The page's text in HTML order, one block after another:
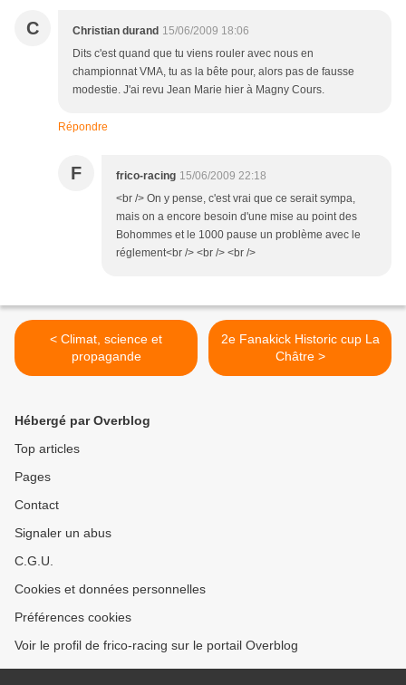
C Christian durand 15/06/2009 18:06
Dits c'est quand que tu viens rouler avec nous en
championnat VMA, tu as la bête pour, alors pas de fausse
modestie. J'ai revu Jean Marie hier à Magny Cours.
Répondre
F frico-racing 15/06/2009 22:18
<br /> On y pense, c'est vrai que ce serait sympa,
mais on a encore besoin d'une mise au point des
Bohommes et le 1000 pause un problème avec le
réglement<br /> <br /> <br />
< Climat, science et
propagande
2e Fanakick Historic cup La
Châtre >
Hébergé par Overblog
Top articles
Pages
Contact
Signaler un abus
C.G.U.
Cookies et données personnelles
Préférences cookies
Voir le profil de frico-racing sur le portail Overblog